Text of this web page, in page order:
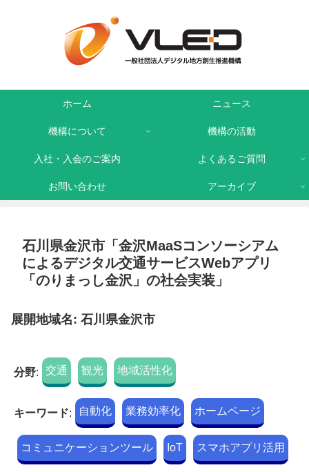
ホーム ニュース
機構について 機構の活動
入社・入会のご案内 よくあるご質問
お問い合わせ アーカイブ
石川県金沢市「金沢MaaSコンソーシアム
によるデジタル交通サービスWebアプリ
「のりまっし金沢」の社会実装」
展開地域名: 石川県金沢市
分野: 交通 観光 地域活性化
キーワード: 自動化 業務効率化 ホームページ
コミュニケーションツール IoT スマホアプリ活用